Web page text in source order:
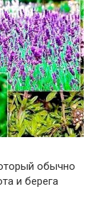
обычно
и берега